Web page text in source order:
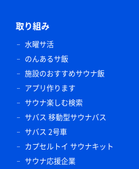
取り組み
水曜サ活
のんあるサ飯
施設のおすすめサウナ飯
アプリ作ります
サウナ楽しむ検索
サバス 移動型サウナバス
サバス 2号車
カプセルトイ サウナキット
サウナ応援企業